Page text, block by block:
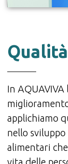
In AQUAVIVA
applichiamo
nello
alimentari
vita delle